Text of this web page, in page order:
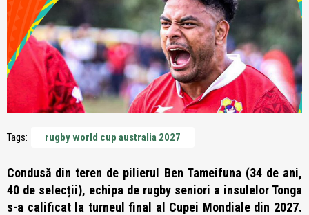
Tags: rugby world cup australia 2027
Condusă din teren de pilierul Ben Tameifuna (34 de ani,
40 de selecții), echipa de rugby seniori a insulelor Tonga
s-a calificat la turneul final al Cupei Mondiale din 2027.